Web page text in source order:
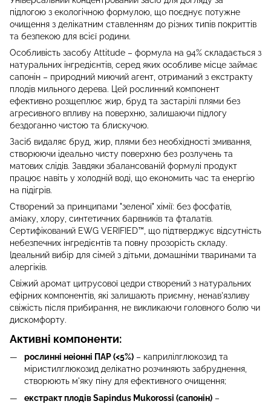
підлогою з екологічною формулою, що поєднує потужне
очищення з делікатним ставленням до різних типів покриттів
та безпекою для всієї родини.
Особливість засобу Attitude – формула на 94% складається з
натуральних інгредієнтів, серед яких особливе місце займає
сапонін – природний миючий агент, отриманий з екстракту
плодів мильного дерева. Цей рослинний компонент
ефективно розщеплює жир, бруд та застарілі плями без
агресивного впливу на поверхню, залишаючи підлогу
бездоганно чистою та блискучою.
Засіб видаляє бруд, жир, плями без необхідності змивання,
створюючи ідеально чисту поверхню без розлучень та
матових слідів. Завдяки збалансованій формулі продукт
працює навіть у холодній воді, що економить час та енергію
на підігрів.
Створений за принципами "зеленої" хімії: без фосфатів,
аміаку, хлору, синтетичних барвників та фталатів.
Сертифікований EWG VERIFIED™, що підтверджує відсутність
небезпечних інгредієнтів та повну прозорість складу.
Ідеальний вибір для сімей з дітьми, домашніми тваринами та
алергіків.
Свіжий аромат цитрусової цедри створений з натуральних
ефірних компонентів, які залишають приємну, ненав'язливу
свіжість після прибирання, не викликаючи головного болю чи
дискомфорту.
Активні компоненти:
рослинні неіонні ПАР (<5%) – каприлілглюкозид та
міристилглюкозид делікатно розчиняють забруднення,
створюють м'яку піну для ефективного очищення;
екстракт плодів Sapindus Mukorossi (сапонін) –